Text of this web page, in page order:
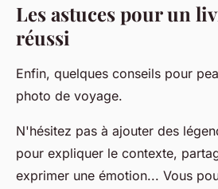
Les astuces pour un
réussi
Enfin, quelques conseils pour
photo de voyage.
N'hésitez pas à ajouter des
pour expliquer le contexte,
exprimer une émotion... Vous